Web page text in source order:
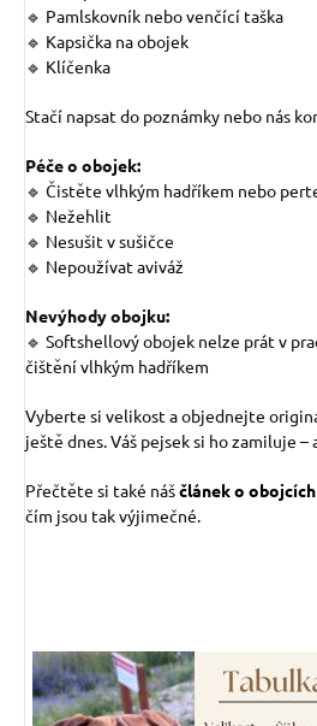
🔹 Pamlskovník nebo venčící taška
🔹 Kapsička na obojek
🔹 Klíčenka
Stačí napsat do poznámky nebo nás
Péče o obojek:
🔹 Čistěte vlhkým hadříkem nebo
🔹 Nežehlit
🔹 Nesušit v sušičce
🔹 Nepoužívat aviváž
Nevýhody obojku:
🔹 Softshellový obojek nelze prát v
čištění vlhkým hadříkem
Vyberte si velikost a objednejte
ještě dnes. Váš pejsek si ho zamiluje –
Přečtěte si také náščlánek o
čím jsou tak výjimečné.